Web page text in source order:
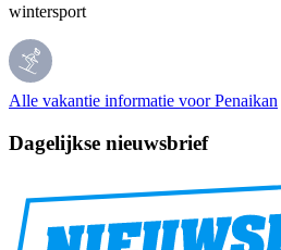
wintersport
Alle vakantie informatie voor Penaikan
Dagelijkse nieuwsbrief